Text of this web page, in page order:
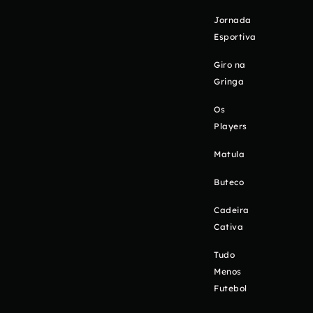
Jornada
Esportiva
Giro na
Gringa
Os
Players
Matula
Buteco
Cadeira
Cativa
Tudo
Menos
Futebol